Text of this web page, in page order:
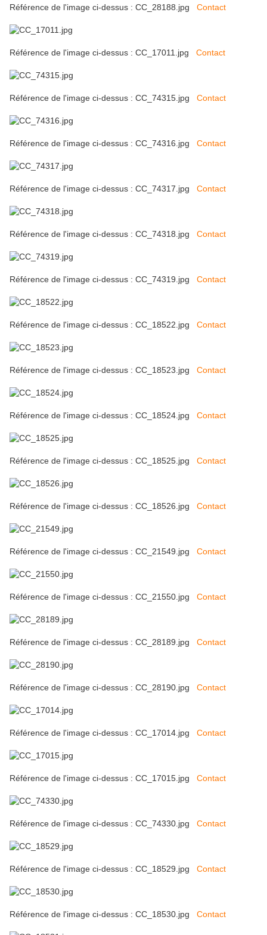
Référence de l'image ci-dessus : CC_28188.jpg Contact
Référence de l'image ci-dessus : CC_17011.jpg Contact
Référence de l'image ci-dessus : CC_74315.jpg Contact
Référence de l'image ci-dessus : CC_74316.jpg Contact
Référence de l'image ci-dessus : CC_74317.jpg Contact
Référence de l'image ci-dessus : CC_74318.jpg Contact
Référence de l'image ci-dessus : CC_74319.jpg Contact
Référence de l'image ci-dessus : CC_18522.jpg Contact
Référence de l'image ci-dessus : CC_18523.jpg Contact
Référence de l'image ci-dessus : CC_18524.jpg Contact
Référence de l'image ci-dessus : CC_18525.jpg Contact
Référence de l'image ci-dessus : CC_18526.jpg Contact
Référence de l'image ci-dessus : CC_21549.jpg Contact
Référence de l'image ci-dessus : CC_21550.jpg Contact
Référence de l'image ci-dessus : CC_28189.jpg Contact
Référence de l'image ci-dessus : CC_28190.jpg Contact
Référence de l'image ci-dessus : CC_17014.jpg Contact
Référence de l'image ci-dessus : CC_17015.jpg Contact
Référence de l'image ci-dessus : CC_74330.jpg Contact
Référence de l'image ci-dessus : CC_18529.jpg Contact
Référence de l'image ci-dessus : CC_18530.jpg Contact